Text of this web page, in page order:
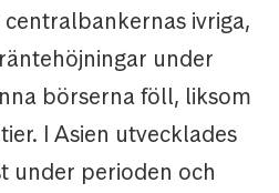
ivriga,
under
börserna föll, liksom
I Asien utvecklades
under perioden och